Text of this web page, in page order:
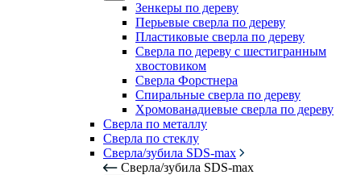
Зенкеры по дереву
Перьевые сверла по дереву
Пластиковые сверла по дереву
Сверла по дереву с шестигранным
хвостовиком
Сверла Форстнера
Спиральные сверла по дереву
Хромованадиевые сверла по дереву
Сверла по металлу
Сверла по стеклу
Сверла/зубила SDS-max
Сверла/зубила SDS-max